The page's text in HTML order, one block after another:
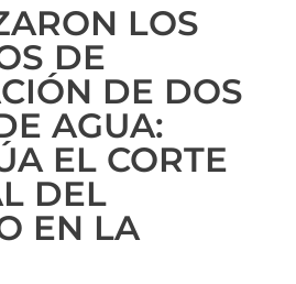
LOS
DE
DE DOS
AGUA:
EL CORTE
DEL
EN LA